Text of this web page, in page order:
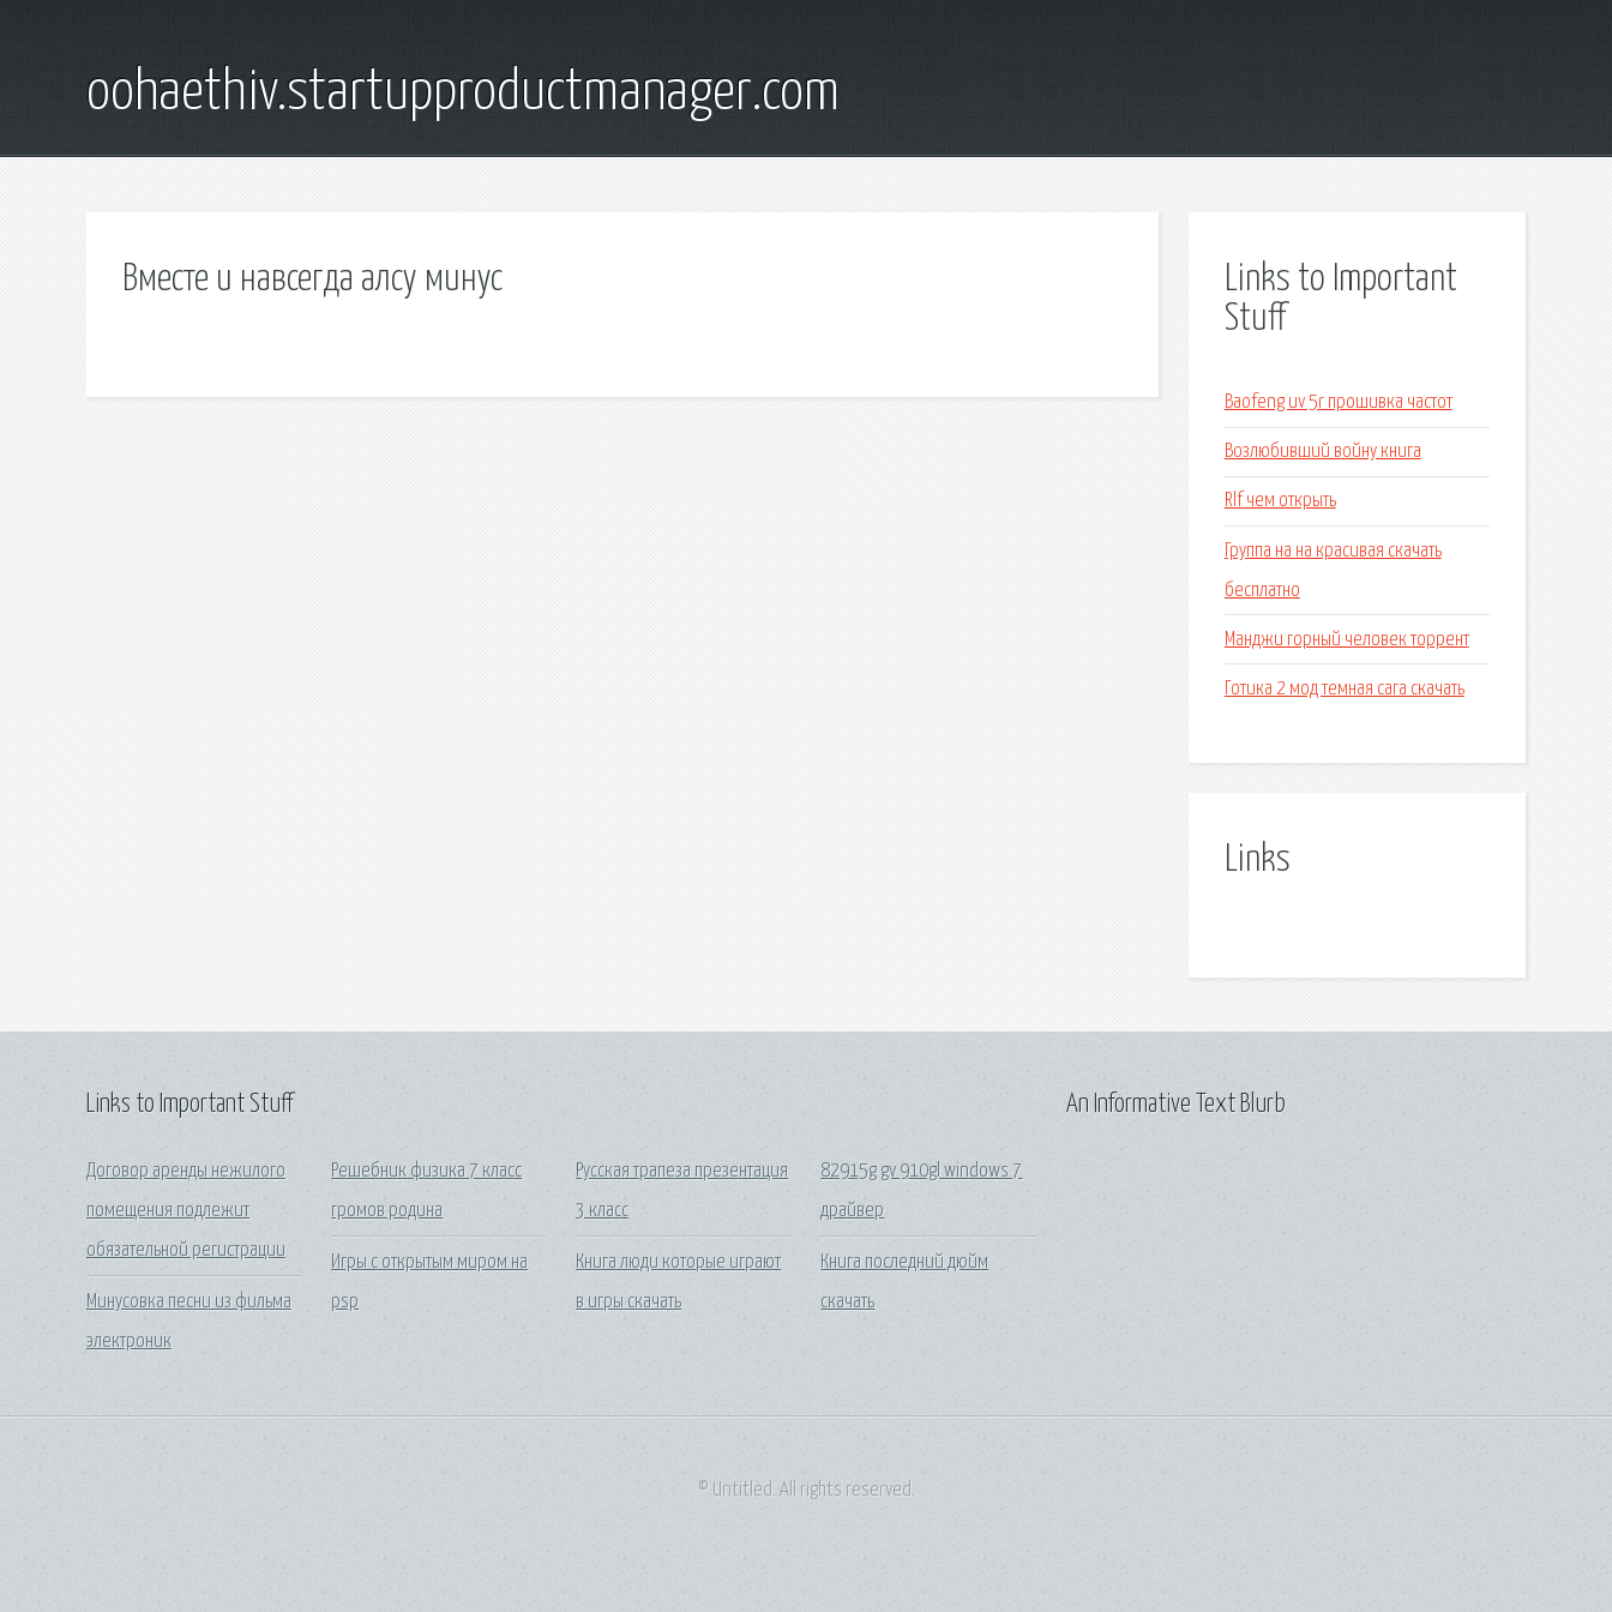
oohaethiv.startupproductmanager.com
Вместе и навсегда алсу минус
Links to Important
Stuff
Baofeng uv 5r прошивка частот
Возлюбивший войну книга
Rlf чем открыть
Группа на на красивая скачать
бесплатно
Манджи горный человек торрент
Готика 2 мод темная сага скачать
Links
Links to Important Stuff
Договор аренды нежилого
помещения подлежит
обязательной регистрации
Минусовка песни из фильма
электроник
Решебник физика 7 класс
громов родина
Игры с открытым миром на
psp
Русская трапеза презентация
3 класс
Книга люди которые играют
в игры скачать
82915g gv 910gl windows 7
драйвер
Книга последний дюйм
скачать
An Informative Text Blurb
© Untitled. All rights reserved.